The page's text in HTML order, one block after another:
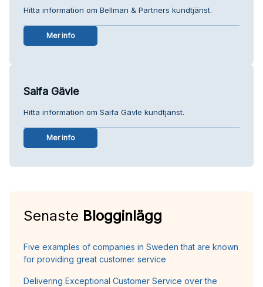
Hitta information om Bellman & Partners kundtjänst.
Mer info
Saifa Gävle
Hitta information om Saifa Gävle kundtjänst.
Mer info
Senaste Blogginlägg
Five examples of companies in Sweden that are known
for providing great customer service
Delivering Exceptional Customer Service over the